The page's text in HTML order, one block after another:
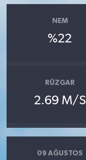
NEM
%22
RÜZGAR
2.69 M/S
09 AĞUSTOS